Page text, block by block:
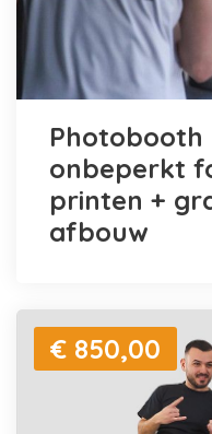
Photobooth
onbeperkt
printen +
afbouw
€ 850,00